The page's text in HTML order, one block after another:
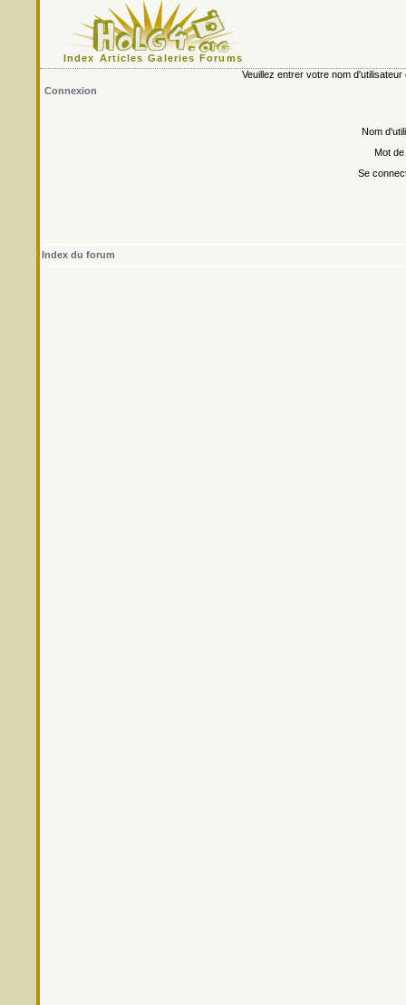
Index Articles Galeries Forums
Veuillez entrer votre nom
Connexion
Nom
Mot
Se
Index du forum